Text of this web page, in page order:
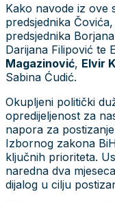
Kako navode iz ove
predsjednika
predsjednika
Darijana Filipović te
Magazinović, Elvir
Sabina Ćudić.
Okupljeni politički
opredijeljenost za
napora za
Izbornog zakona
ključnih prioriteta.
naredna dva
dijalog u cilju